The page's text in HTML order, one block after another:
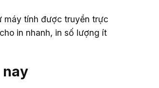
máy tính được truyền trực
in nhanh, in số lượng ít
nay